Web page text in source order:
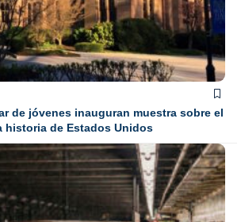
de jóvenes inauguran muestra sobre el
historia de Estados Unidos